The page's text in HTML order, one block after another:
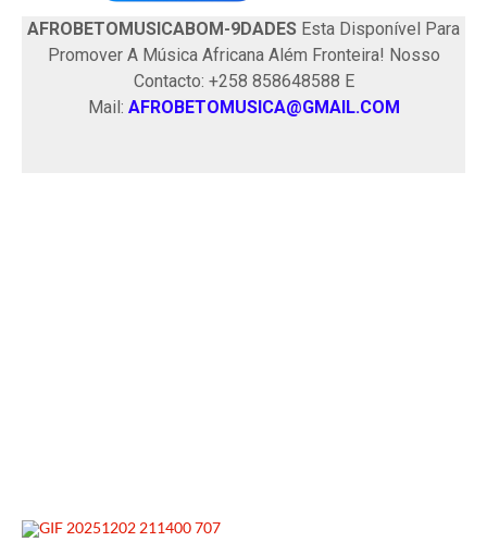
AFROBETOMUSICABOM-9DADES Esta Disponível Para
Promover A Música Africana Além Fronteira! Nosso
Contacto: +258 858648588 E
Mail: AFROBETOMUSICA@GMAIL.COM